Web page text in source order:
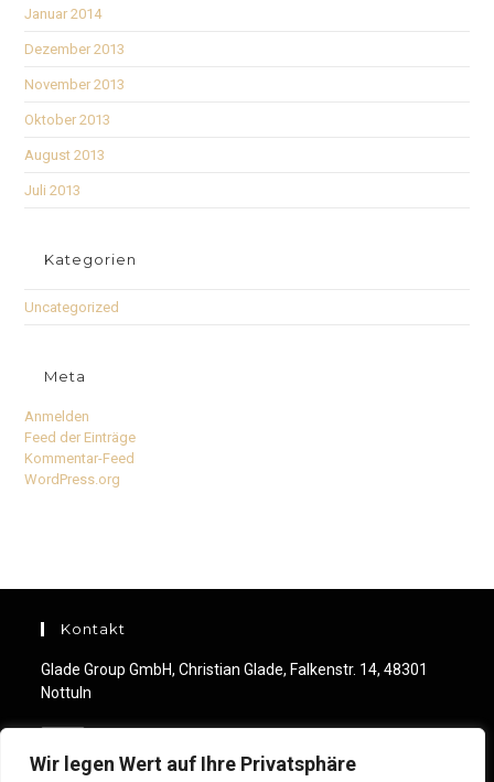
Wir legen Wert auf Ihre Privatsphäre
Januar 2014
Dezember 2013
November 2013
Oktober 2013
August 2013
Juli 2013
Kategorien
Uncategorized
Meta
Anmelden
Feed der Einträge
Kommentar-Feed
WordPress.org
Kontakt
Glade Group GmbH, Christian Glade, Falkenstr. 14, 48301
Nottuln
+49 (0) 176 244 460 99